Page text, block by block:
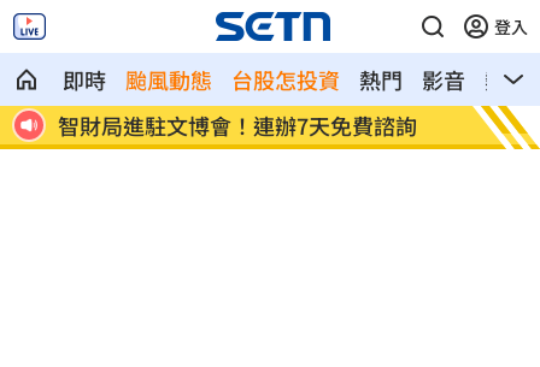
登入
即時 颱風動態 台股怎投資 熱門 影音
熱搜
ETF爆208億逃命潮！ 溫建勳揭買盤
記憶
牛！